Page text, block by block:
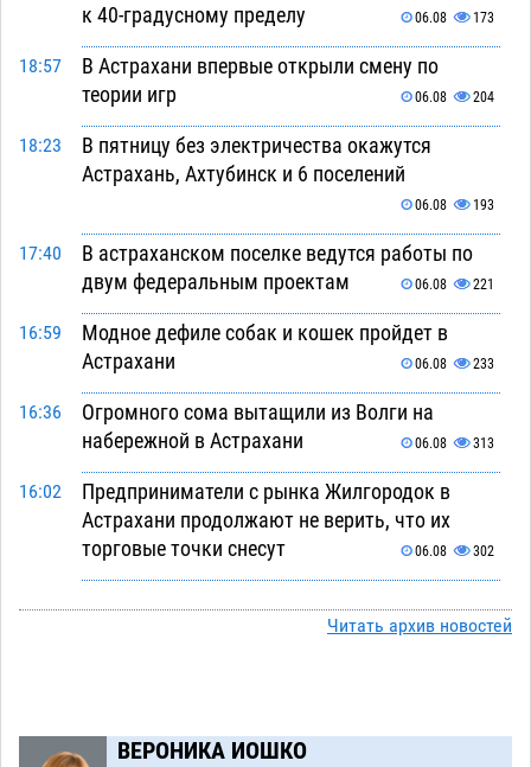
к 40-градусному пределу
06.08 173
18:57
В Астрахани впервые открыли смену по
теории игр
06.08 204
18:23
В пятницу без электричества окажутся
Астрахань, Ахтубинск и 6 поселений
06.08 193
17:40
В астраханском поселке ведутся работы по
двум федеральным проектам
06.08 221
16:59
Модное дефиле собак и кошек пройдет в
Астрахани
06.08 233
16:36
Огромного сома вытащили из Волги на
набережной в Астрахани
06.08 313
16:02
Предприниматели с рынка Жилгородок в
Астрахани продолжают не верить, что их
торговые точки снесут
06.08 302
на новой серебряной монете Банка России
в музее Пушкина в Москве
06.08 223
Читать архив новостей
ВЕРОНИКА ИОШКО